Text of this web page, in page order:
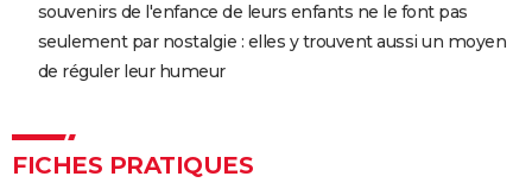
souvenirs de l'enfance de leurs enfants ne le font pas
seulement par nostalgie : elles y trouvent aussi un moyen
de réguler leur humeur
FICHES PRATIQUES